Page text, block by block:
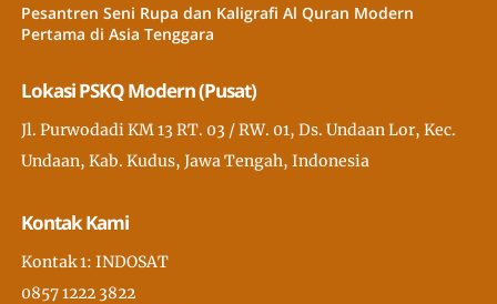
Pesantren Seni Rupa dan Kaligrafi Al Quran Modern
Pertama di Asia Tenggara
Lokasi PSKQ Modern (Pusat)
Jl. Purwodadi KM 13 RT. 03 / RW. 01, Ds. Undaan Lor, Kec.
Undaan, Kab. Kudus, Jawa Tengah, Indonesia
Kontak Kami
Kontak 1: INDOSAT
0857 1222 3822